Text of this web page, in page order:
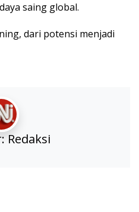
saing global.
dari potensi menjadi
Redaksi